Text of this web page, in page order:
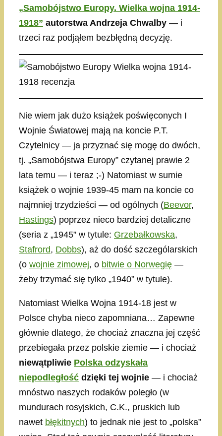
„Samobójstwo Europy. Wielka wojna 1914-
1918” autorstwa Andrzeja Chwalby — i
trzeci raz podjąłem bezbłędną decyzję.
Nie wiem jak dużo książek poświęconych I
Wojnie Światowej mają na koncie P.T.
Czytelnicy — ja przyznać się mogę do dwóch,
tj. „Samobójstwa Europy” czytanej prawie 2
lata temu — i teraz ;-) Natomiast w sumie
książek o wojnie 1939-45 mam na koncie co
najmniej trzydzieści — od ogólnych (Beevor,
Hastings) poprzez nieco bardziej detaliczne
(seria z „1945” w tytule: Grzebałkowska,
Stafrord, Dobbs), aż do dość szczególarskich
(o wojnie zimowej, o bitwie o Norwegię —
żeby trzymać się tylko „1940” w tytule).
Natomiast Wielka Wojna 1914-18 jest w
Polsce chyba nieco zapomniana… Zapewne
głównie dlatego, że chociaż znaczna jej część
przebiegała przez polskie ziemie — i chociaż
niewątpliwie Polska odzyskała
niepodległość dzięki tej wojnie — i chociaż
mnóstwo naszych rodaków poległo (w
mundurach rosyjskich, C.K., pruskich lub
nawet błękitnych) to jednak nie jest to „polska”